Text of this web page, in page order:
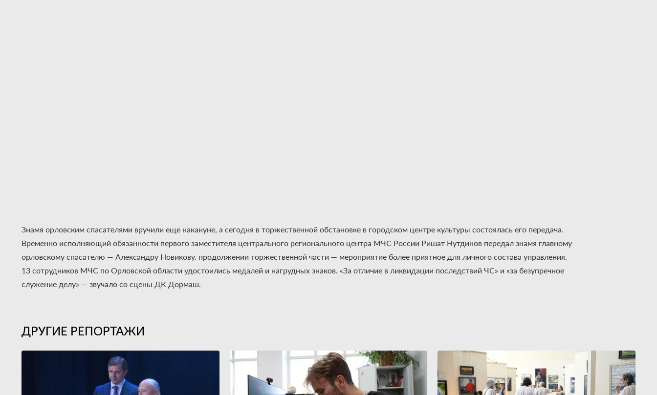
Знамя орловским спасателями вручили еще накануне, а сегодня в торжественной обстановке в городском центре культуры состоялась его передача.
Временно исполняющий обязанности первого заместителя центрального регионального центра МЧС России Ришат Нутдинов передал знамя главному
орловскому спасателю — Александру Новикову. продолжении торжественной части — мероприятие более приятное для личного состава управления.
13 сотрудников МЧС по Орловской области удостоились медалей и нагрудных знаков. «За отличие в ликвидации последствий ЧС» и «за безупречное
служение делу» — звучало со сцены ДК Дормаш.
ДРУГИЕ РЕПОРТАЖИ